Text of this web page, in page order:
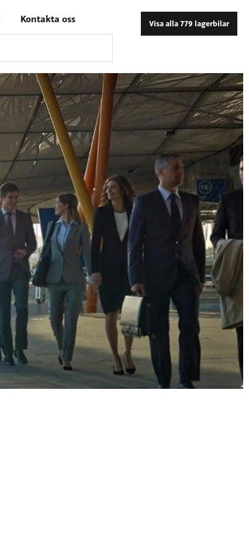
Kontakta oss Visa alla 779 lagerbilar